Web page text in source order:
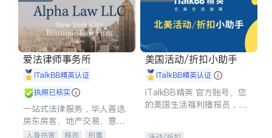
爱法律师事务所
iTalkBB精英认证
执照已核实
一站式法律服务，华人首选.
房东房客、地产交易、意外
伤害、车祸重伤、商业诉
人身伤害 移民
刑事
美国活动/折扣小助手
iTalkBB精英认证
iTalkBB精英 官方账号。您
的美国生活福利播报员，精